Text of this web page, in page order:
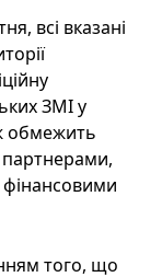
всі вказані
ЗМІ у
обмежить
того, що